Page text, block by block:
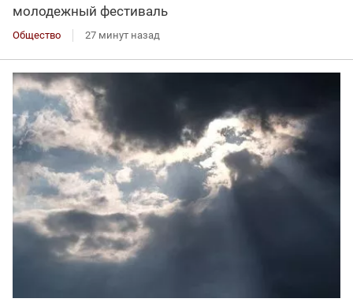
молодежный фестиваль
Общество 27 минут назад